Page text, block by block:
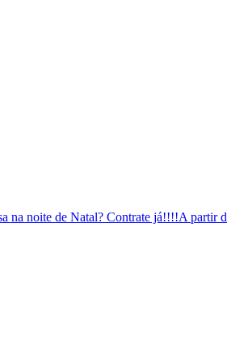
na noite de Natal? Contrate já!!!!A